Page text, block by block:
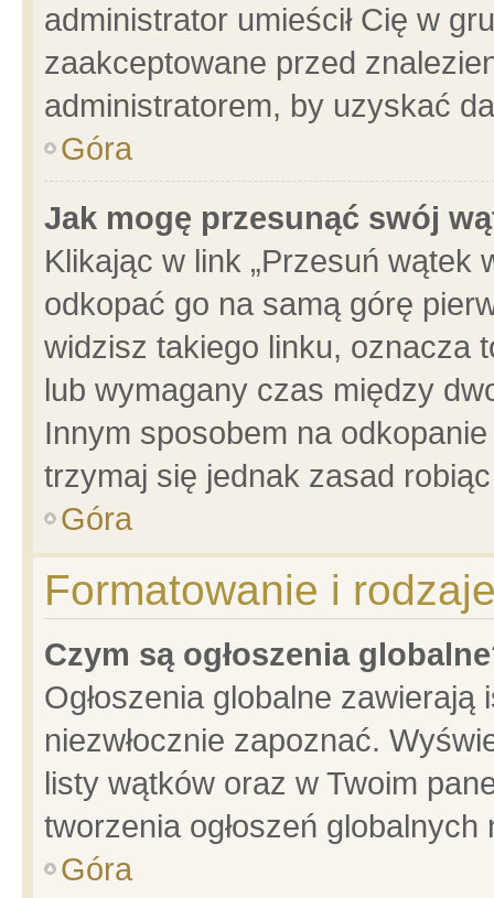
administrator umieścił Cię w
zaakceptowane przed
administratorem, by uzyskać
Góra
Jak mogę przesunąć swój
Klikając w link „Przesuń wątek
odkopać go na samą górę
widzisz takiego linku, oznacza
lub wymagany czas między
Innym sposobem na
trzymaj się jednak zasad
Góra
Formatowanie i
Czym są ogłoszenia
Ogłoszenia globalne
niezwłocznie zapoznać.
listy wątków oraz w Twoim
tworzenia ogłoszeń
Góra